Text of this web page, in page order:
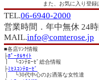
また、お気に入り登録
TEL.06-6940-2000
営業時間．年中無休 24
MAIL.info@comterose.jp
■各店ﾘﾝｸ情報
├ﾎﾟｰﾀﾙｻｲﾄ
｜ └ｺﾝﾃﾛｰｾﾞ総合情報
├ﾐｾｽｺﾝﾃﾛｰｾﾞ
｜ └30代中心のお洒落な女性達